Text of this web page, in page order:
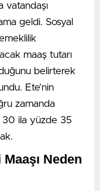
karşın,
yüksek
engel olarak
oyuncu için
1 milyon euro
Fenerbahçe’de
sürecin
için pazarlıklar
vatandaşı
geldi. Sosyal
maaş tutarı
belirterek
Ete’nin
zamanda
30 ila yüzde 35
Neden